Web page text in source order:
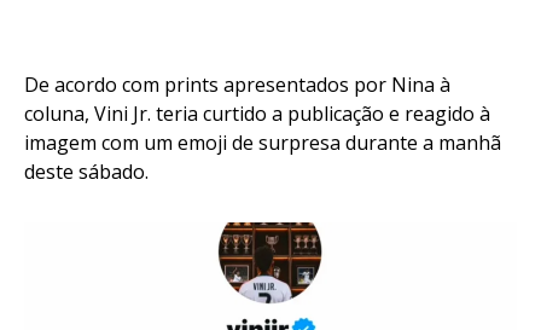
De acordo com prints apresentados por Nina à
coluna, Vini Jr. teria curtido a publicação e reagido à
imagem com um emoji de surpresa durante a manhã
deste sábado.